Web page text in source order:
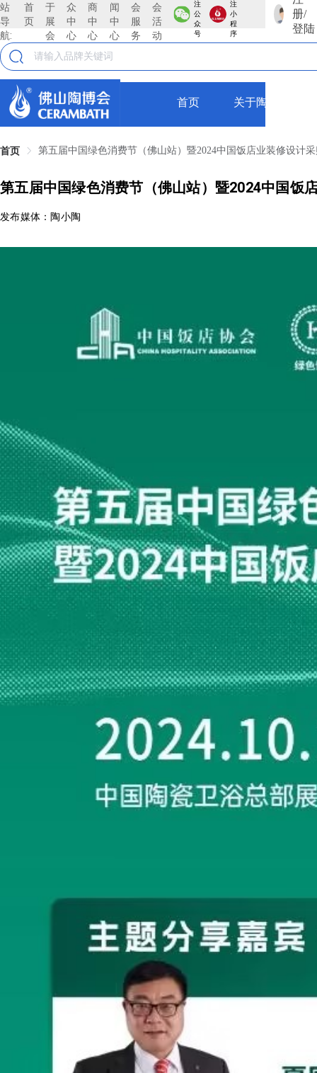
站
导
航:
首
页
于
展
会
众
中
心
商
中
心
闻
中
心
会
服
务
会
活
动
注
公
众
号
注
小
程
序
册/
登陆
首页 关于陶博会
首页 第五届中国绿色消费节（佛山站）暨2024中国饭店业装修设计
第五届中国绿色消费节（佛山站）暨2024中国饭
发布媒体：陶小陶